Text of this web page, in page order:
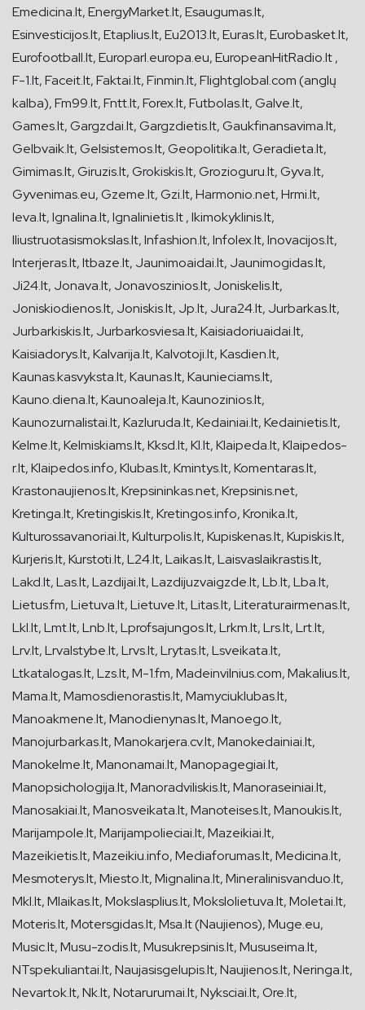
Emedicina.lt, EnergyMarket.lt, Esaugumas.lt,
Esinvesticijos.lt, Etaplius.lt, Eu2013.lt, Euras.lt, Eurobasket.lt,
Eurofootball.lt, Europarl.europa.eu, EuropeanHitRadio.lt ,
F-1.lt, Faceit.lt, Faktai.lt, Finmin.lt, Flightglobal.com (anglų
kalba), Fm99.lt, Fntt.lt, Forex.lt, Futbolas.lt, Galve.lt,
Games.lt, Gargzdai.lt, Gargzdietis.lt, Gaukfinansavima.lt,
Gelbvaik.lt, Gelsistemos.lt, Geopolitika.lt, Geradieta.lt,
Gimimas.lt, Giruzis.lt, Grokiskis.lt, Grozioguru.lt, Gyva.lt,
Gyvenimas.eu, Gzeme.lt, Gzi.lt, Harmonio.net, Hrmi.lt,
Ieva.lt, Ignalina.lt, Ignalinietis.lt , Ikimokyklinis.lt,
Iliustruotasismokslas.lt, Infashion.lt, Infolex.lt, Inovacijos.lt,
Interjeras.lt, Itbaze.lt, Jaunimoaidai.lt, Jaunimogidas.lt,
Ji24.lt, Jonava.lt, Jonavoszinios.lt, Joniskelis.lt,
Joniskiodienos.lt, Joniskis.lt, Jp.lt, Jura24.lt, Jurbarkas.lt,
Jurbarkiskis.lt, Jurbarkosviesa.lt, Kaisiadoriuaidai.lt,
Kaisiadorys.lt, Kalvarija.lt, Kalvotoji.lt, Kasdien.lt,
Kaunas.kasvyksta.lt, Kaunas.lt, Kaunieciams.lt,
Kauno.diena.lt, Kaunoaleja.lt, Kaunozinios.lt,
Kaunozurnalistai.lt, Kazluruda.lt, Kedainiai.lt, Kedainietis.lt,
Kelme.lt, Kelmiskiams.lt, Kksd.lt, Kl.lt, Klaipeda.lt, Klaipedos-
r.lt, Klaipedos.info, Klubas.lt, Kmintys.lt, Komentaras.lt,
Krastonaujienos.lt, Krepsininkas.net, Krepsinis.net,
Kretinga.lt, Kretingiskis.lt, Kretingos.info, Kronika.lt,
Kulturossavanoriai.lt, Kulturpolis.lt, Kupiskenas.lt, Kupiskis.lt,
Kurjeris.lt, Kurstoti.lt, L24.lt, Laikas.lt, Laisvaslaikrastis.lt,
Lakd.lt, Las.lt, Lazdijai.lt, Lazdijuzvaigzde.lt, Lb.lt, Lba.lt,
Lietus.fm, Lietuva.lt, Lietuve.lt, Litas.lt, Literaturairmenas.lt,
Lkl.lt, Lmt.lt, Lnb.lt, Lprofsajungos.lt, Lrkm.lt, Lrs.lt, Lrt.lt,
Lrv.lt, Lrvalstybe.lt, Lrvs.lt, Lrytas.lt, Lsveikata.lt,
Ltkatalogas.lt, Lzs.lt, M-1.fm, Madeinvilnius.com, Makalius.lt,
Mama.lt, Mamosdienorastis.lt, Mamyciuklubas.lt,
Manoakmene.lt, Manodienynas.lt, Manoego.lt,
Manojurbarkas.lt, Manokarjera.cv.lt, Manokedainiai.lt,
Manokelme.lt, Manonamai.lt, Manopagegiai.lt,
Manopsichologija.lt, Manoradviliskis.lt, Manoraseiniai.lt,
Manosakiai.lt, Manosveikata.lt, Manoteises.lt, Manoukis.lt,
Marijampole.lt, Marijampolieciai.lt, Mazeikiai.lt,
Mazeikietis.lt, Mazeikiu.info, Mediaforumas.lt, Medicina.lt,
Mesmoterys.lt, Miesto.lt, Mignalina.lt, Mineralinisvanduo.lt,
Mkl.lt, Mlaikas.lt, Mokslasplius.lt, Mokslolietuva.lt, Moletai.lt,
Moteris.lt, Motersgidas.lt, Msa.lt (Naujienos), Muge.eu,
Music.lt, Musu-zodis.lt, Musukrepsinis.lt, Mususeima.lt,
NTspekuliantai.lt, Naujasisgelupis.lt, Naujienos.lt, Neringa.lt,
Nevartok.lt, Nk.lt, Notarurumai.lt, Nyksciai.lt, Ore.lt,